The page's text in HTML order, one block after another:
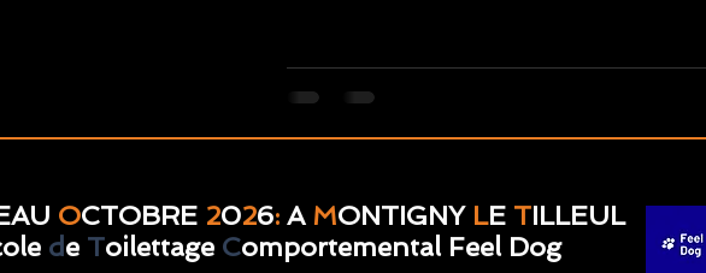
OCTOBRE2026: AMONTIGNYLETILLEUL
de Toilettage Comportemental Feel Dog